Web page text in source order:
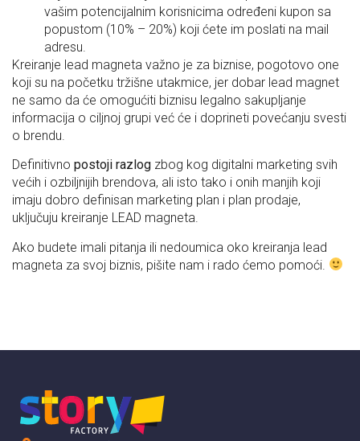
vašim potencijalnim korisnicima određeni kupon sa
popustom (10% – 20%) koji ćete im poslati na mail
adresu.
Kreiranje lead magneta važno je za biznise, pogotovo one
koji su na početku tržišne utakmice, jer dobar lead magnet
ne samo da će omogućiti biznisu legalno sakupljanje
informacija o ciljnoj grupi već će i doprineti povećanju svesti
o brendu.
Definitivno postoji razlog zbog kog digitalni marketing svih
većih i ozbiljnijih brendova, ali isto tako i onih manjih koji
imaju dobro definisan marketing plan i plan prodaje,
uključuju kreiranje LEAD magneta.
Ako budete imali pitanja ili nedoumica oko kreiranja lead
magneta za svoj biznis, pišite nam i rado ćemo pomoći.